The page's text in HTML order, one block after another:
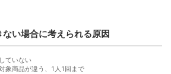
い場合に考えられる原因
ていない
象商品が違う、1人1回まで